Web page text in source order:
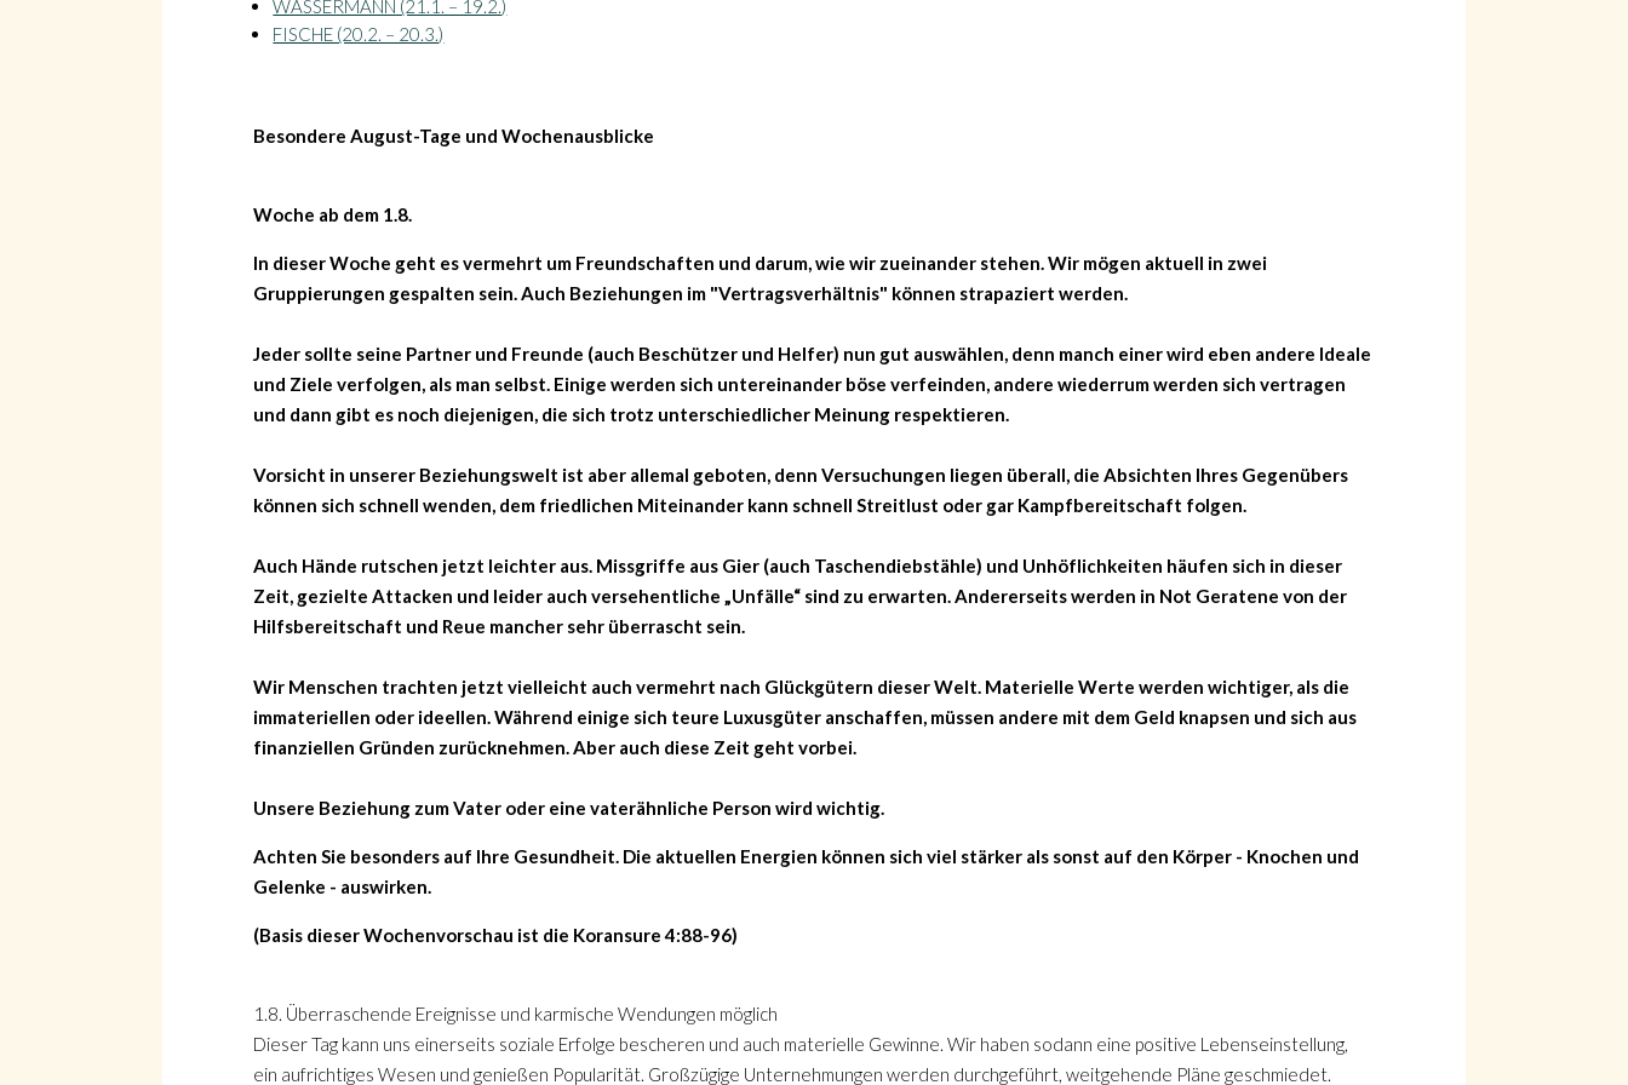
WASSERMANN (21.1. – 19.2.)
FISCHE (20.2. – 20.3.)
Besondere August-Tage und Wochenausblicke
Woche ab dem 1.8.
In dieser Woche geht es vermehrt um Freundschaften und darum, wie wir zueinander stehen. Wir mögen aktuell in zwei
Gruppierungen gespalten sein. Auch Beziehungen im "Vertragsverhältnis" können strapaziert werden.
Jeder sollte seine Partner und Freunde (auch Beschützer und Helfer) nun gut auswählen, denn manch einer wird eben andere Ideale
und Ziele verfolgen, als man selbst. Einige werden sich untereinander böse verfeinden, andere wiederrum werden sich vertragen
und dann gibt es noch diejenigen, die sich trotz unterschiedlicher Meinung respektieren.
Vorsicht in unserer Beziehungswelt ist aber allemal geboten, denn Versuchungen liegen überall, die Absichten Ihres Gegenübers
können sich schnell wenden, dem friedlichen Miteinander kann schnell Streitlust oder gar Kampfbereitschaft folgen.
Auch Hände rutschen jetzt leichter aus. Missgriffe aus Gier (auch Taschendiebstähle) und Unhöflichkeiten häufen sich in dieser
Zeit, gezielte Attacken und leider auch versehentliche „Unfälle“ sind zu erwarten. Andererseits werden in Not Geratene von der
Hilfsbereitschaft und Reue mancher sehr überrascht sein.
Wir Menschen trachten jetzt vielleicht auch vermehrt nach Glückgütern dieser Welt. Materielle Werte werden wichtiger, als die
immateriellen oder ideellen. Während einige sich teure Luxusgüter anschaffen, müssen andere mit dem Geld knapsen und sich aus
finanziellen Gründen zurücknehmen. Aber auch diese Zeit geht vorbei.
Unsere Beziehung zum Vater oder eine vaterähnliche Person wird wichtig.
Achten Sie besonders auf Ihre Gesundheit. Die aktuellen Energien können sich viel stärker als sonst auf den Körper - Knochen und
Gelenke - auswirken.
(Basis dieser Wochenvorschau ist die Koransure 4:88-96)
1.8. Überraschende Ereignisse und karmische Wendungen möglich
Dieser Tag kann uns einerseits soziale Erfolge bescheren und auch materielle Gewinne. Wir haben sodann eine positive Lebenseinstellung,
ein aufrichtiges Wesen und genießen Popularität. Großzügige Unternehmungen werden durchgeführt, weitgehende Pläne geschmiedet.